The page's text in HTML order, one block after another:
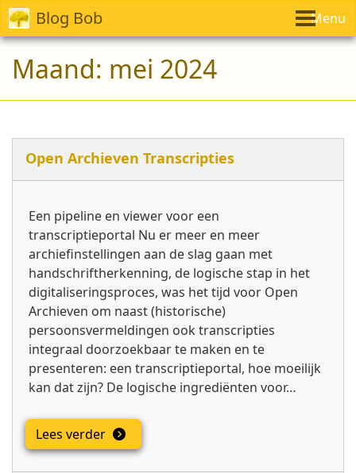
Blog Bob Menu
Maand: mei 2024
Open Archieven Transcripties
Een pipeline en viewer voor een
transcriptieportal Nu er meer en meer
archiefinstellingen aan de slag gaan met
handschriftherkenning, de logische stap in het
digitaliseringsproces, was het tijd voor Open
Archieven om naast (historische)
persoonsvermeldingen ook transcripties
integraal doorzoekbaar te maken en te
presenteren: een transcriptieportal, hoe moeilijk
kan dat zijn? De logische ingrediënten voor…
Lees verder